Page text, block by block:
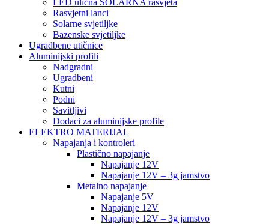
LED ulična SOLARNA rasvjeta
Rasvjetni lanci
Solarne svjetiljke
Bazenske svjetiljke
Ugradbene utičnice
Aluminijski profili
Nadgradni
Ugradbeni
Kutni
Podni
Savitljivi
Dodaci za aluminijske profile
ELEKTRO MATERIJAL
Napajanja i kontroleri
Plastično napajanje
Napajanje 12V
Napajanje 12V – 3g jamstvo
Metalno napajanje
Napajanje 5V
Napajanje 12V
Napajanje 12V – 3g jamstvo